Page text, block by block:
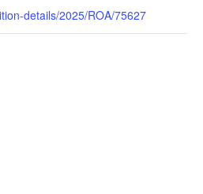
details/2025/ROA/75627